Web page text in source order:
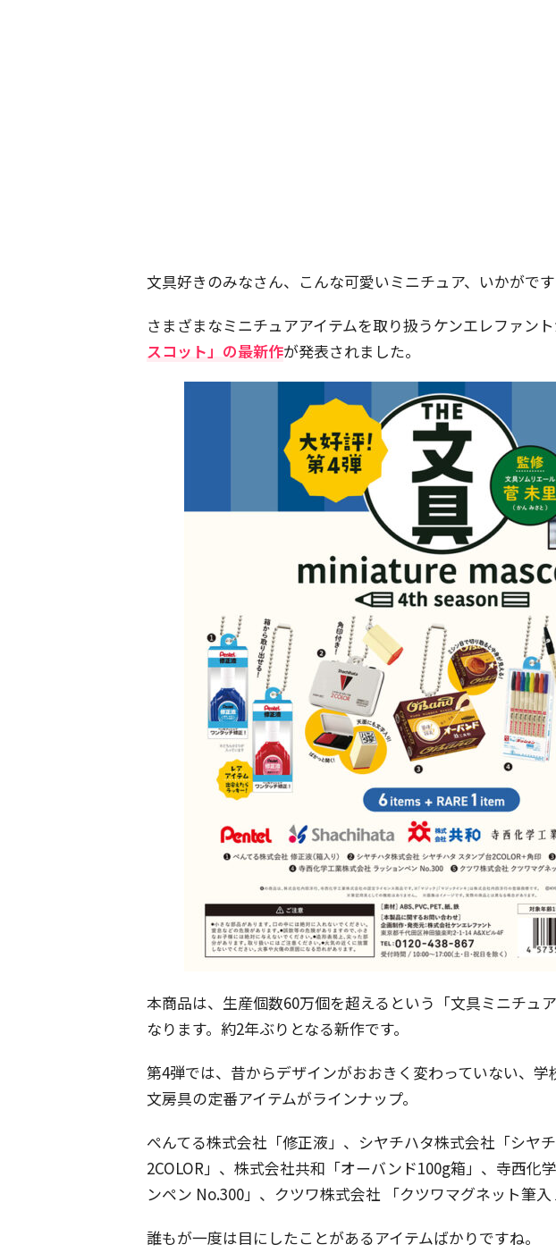
文具好きのみなさん、こんな可愛いミニチュア、いかがで
さまざまなミニチュアアイテムを取り扱うケンエレファント
スコット」の最新作が発表されました。
本商品は、生産個数60万個を超えるという「文具ミニチュ
なります。約2年ぶりとなる新作です。
第4弾では、昔からデザインがおおきく変わっていない、
文房具の定番アイテムがラインナップ。
ぺんてる株式会社「修正液」、シヤチハタ株式会社「シヤ
2COLOR」、株式会社共和「オーバンド100g箱」、寺西化
ンペン No.300」、クツワ株式会社 「クツワマグネット筆入
誰もが一度は目にしたことがあるアイテムばかりですね。